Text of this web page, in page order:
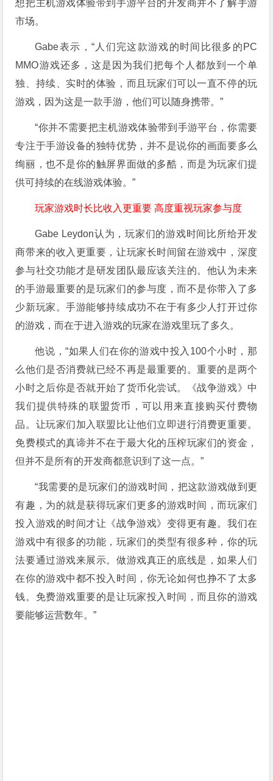
想把主机游戏体验带到手游平台的开发商并不了解手游
市场。
Gabe表示，“人们完这款游戏的时间比很多的PC
MMO游戏还多，这是因为我们把每个人都放到一个单
独、持续、实时的体验，而且玩家们可以一直不停的玩
游戏，因为这是一款手游，他们可以随身携带。”
“你并不需要把主机游戏体验带到手游平台，你需要
专注于手游设备的独特优势，并不是说你的画面要多么
绚丽，也不是你的触屏界面做的多酷，而是为玩家们提
供可持续的在线游戏体验。”
玩家游戏时长比收入更重要 高度重视玩家参与度
Gabe Leydon认为，玩家们的游戏时间比所给开发
商带来的收入更重要，让玩家长时间留在游戏中，深度
参与社交功能才是研发团队最应该关注的。他认为未来
的手游最重要的是玩家们的参与度，而不是你带入了多
少新玩家。手游能够持续成功不在于有多少人打开过你
的游戏，而在于进入游戏的玩家在游戏里玩了多久。
他说，“如果人们在你的游戏中投入100个小时，那
么他们是否消费就已经不再是最重要的。重要的是两个
小时之后你是否就开始了货币化尝试。《战争游戏》中
我们提供特殊的联盟货币，可以用来直接购买付费物
品。让玩家们加入联盟比让他们立即进行消费更重要。
免费模式的真谛并不在于最大化的压榨玩家们的资金，
但并不是所有的开发商都意识到了这一点。”
“我需要的是玩家们的游戏时间，把这款游戏做到更
有趣，为的就是获得玩家们更多的游戏时间，而玩家们
投入游戏的时间才让《战争游戏》变得更有趣。我们在
游戏中有很多的功能，玩家们的类型有很多种，你的玩
法要通过游戏来展示。做游戏真正的底线是，如果人们
在你的游戏中都不投入时间，你无论如何也挣不了太多
钱。免费游戏重要的是让玩家投入时间，而且你的游戏
要能够运营数年。”